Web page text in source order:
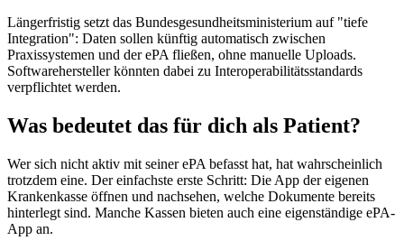
Längerfristig setzt das Bundesgesundheitsministerium auf "tiefe
Integration": Daten sollen künftig automatisch zwischen
Praxissystemen und der ePA fließen, ohne manuelle Uploads.
Softwarehersteller könnten dabei zu Interoperabilitätsstandards
verpflichtet werden.
Was bedeutet das für dich als Patient?
Wer sich nicht aktiv mit seiner ePA befasst hat, hat wahrscheinlich
trotzdem eine. Der einfachste erste Schritt: Die App der eigenen
Krankenkasse öffnen und nachsehen, welche Dokumente bereits
hinterlegt sind. Manche Kassen bieten auch eine eigenständige ePA-
App an.